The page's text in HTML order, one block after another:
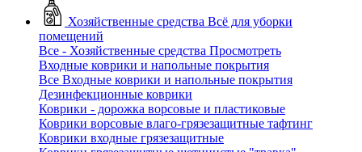
Хозяйственные средства Всё для уборки
помещений
Все - Хозяйственные средства Просмотреть
Входные коврики и напольные покрытия
Все Входные коврики и напольные покрытия
Дезинфекционные коврики
Коврики - дорожка ворсовые и пластиковые
Коврики ворсовые влаго-грязезащитные тафтинг
Коврики входные грязезащитные